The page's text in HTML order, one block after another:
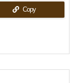
Copy